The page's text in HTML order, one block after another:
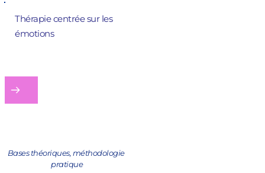
Thérapie centrée sur les
émotions
Bases théoriques, méthodologie
pratique